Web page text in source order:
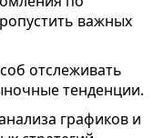
важных
отслеживать
тенденции.
графиков и